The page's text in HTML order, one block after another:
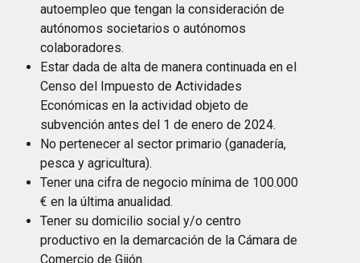
autoempleo que tengan la consideración de
autónomos societarios o autónomos
colaboradores.
Estar dada de alta de manera continuada en el
Censo del Impuesto de Actividades
Económicas en la actividad objeto de
subvención antes del 1 de enero de 2024.
No pertenecer al sector primario (ganadería,
pesca y agricultura).
Tener una cifra de negocio mínima de 100.000
€ en la última anualidad.
Tener su domicilio social y/o centro
productivo en la demarcación de la Cámara de
Comercio de Gijón.